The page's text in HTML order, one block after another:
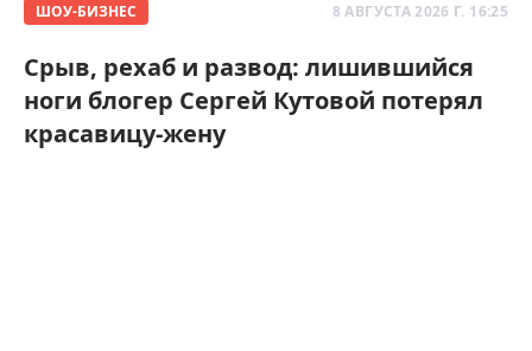
ШОУ-БИЗНЕС 8 АВГУСТА 2026 Г. 16:25
Срыв, рехаб и развод: лишившийся
ноги блогер Сергей Кутовой потерял
красавицу-жену